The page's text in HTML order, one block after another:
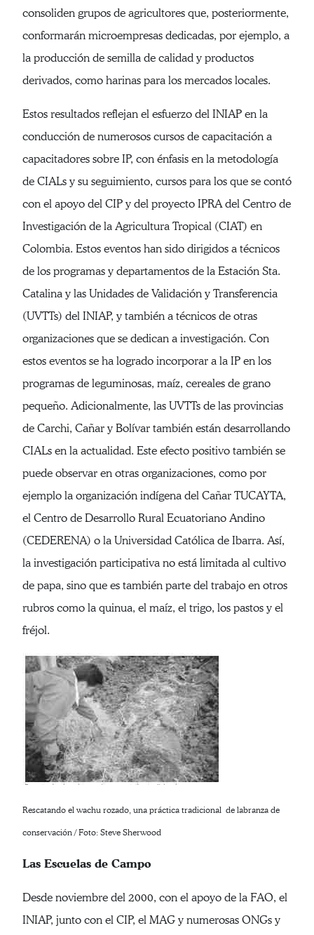
consoliden grupos de agricultores que, posteriormente,
conformarán microempresas dedicadas, por ejemplo, a
la producción de semilla de calidad y productos
derivados, como harinas para los mercados locales.
Estos resultados reflejan el esfuerzo del INIAP en la
conducción de numerosos cursos de capacitación a
capacitadores sobre IP, con énfasis en la metodología
de CIALs y su seguimiento, cursos para los que se contó
con el apoyo del CIP y del proyecto IPRA del Centro de
Investigación de la Agricultura Tropical (CIAT) en
Colombia. Estos eventos han sido dirigidos a técnicos
de los programas y departamentos de la Estación Sta.
Catalina y las Unidades de Validación y Transferencia
(UVTTs) del INIAP, y también a técnicos de otras
organizaciones que se dedican a investigación. Con
estos eventos se ha logrado incorporar a la IP en los
programas de leguminosas, maíz, cereales de grano
pequeño. Adicionalmente, las UVTTs de las provincias
de Carchi, Cañar y Bolívar también están desarrollando
CIALs en la actualidad. Este efecto positivo también se
puede observar en otras organizaciones, como por
ejemplo la organización indígena del Cañar TUCAYTA,
el Centro de Desarrollo Rural Ecuatoriano Andino
(CEDERENA) o la Universidad Católica de Ibarra. Así,
la investigación participativa no está limitada al cultivo
de papa, sino que es también parte del trabajo en otros
rubros como la quinua, el maíz, el trigo, los pastos y el
fréjol.
Rescatando el wachu rozado, una práctica tradicional de labranza de
conservación / Foto: Steve Sherwood
Las Escuelas de Campo
Desde noviembre del 2000, con el apoyo de la FAO, el
INIAP, junto con el CIP, el MAG y numerosas ONGs y